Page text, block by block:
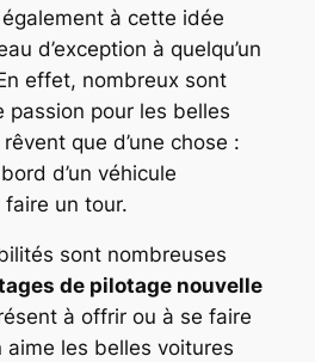
à cette idée
d’exception à quelqu’un
effet, nombreux sont
passion pour les belles
que d’une chose :
d’un véhicule
un tour.
sont nombreuses
de pilotage nouvelle
à offrir ou à se faire
aime les belles voitures